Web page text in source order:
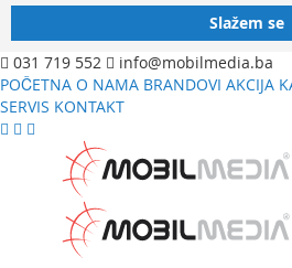
Slažem se
031 719 552
info@mobilmedia.ba
POČETNA O NAMA BRANDOVI AKCIJA
SERVIS KONTAKT